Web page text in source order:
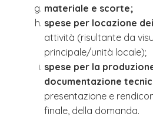
materiale e scorte;
spese per locazione
attività (risultante da
principale/unità locale);
spese per la
documentazione
presentazione e
finale, della domanda.